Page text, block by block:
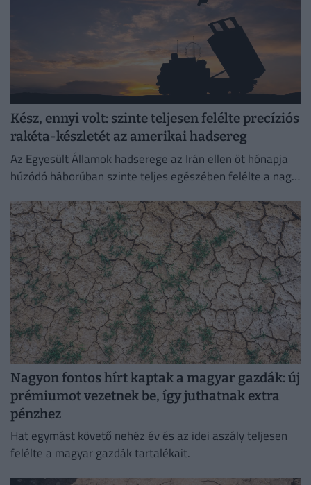
Kész, ennyi volt: szinte teljesen felélte precíziós
rakéta-készletét az amerikai hadsereg
Az Egyesült Államok hadserege az Irán ellen öt hónapja
húzódó háborúban szinte teljes egészében felélte a nagy
Nagyon fontos hírt kaptak a magyar gazdák: új
prémiumot vezetnek be, így juthatnak extra
pénzhez
Hat egymást követő nehéz év és az idei aszály teljesen
felélte a magyar gazdák tartalékait.